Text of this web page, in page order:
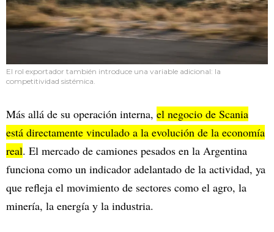
El rol exportador también introduce una variable adicional: la
competitividad sistémica.
Más allá de su operación interna, el negocio de Scania
está directamente vinculado a la evolución de la economía
real. El mercado de camiones pesados en la Argentina
funciona como un indicador adelantado de la actividad, ya
que refleja el movimiento de sectores como el agro, la
minería, la energía y la industria.